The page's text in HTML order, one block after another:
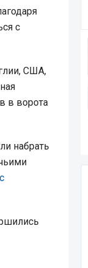
с
США,
в ворота
набрать